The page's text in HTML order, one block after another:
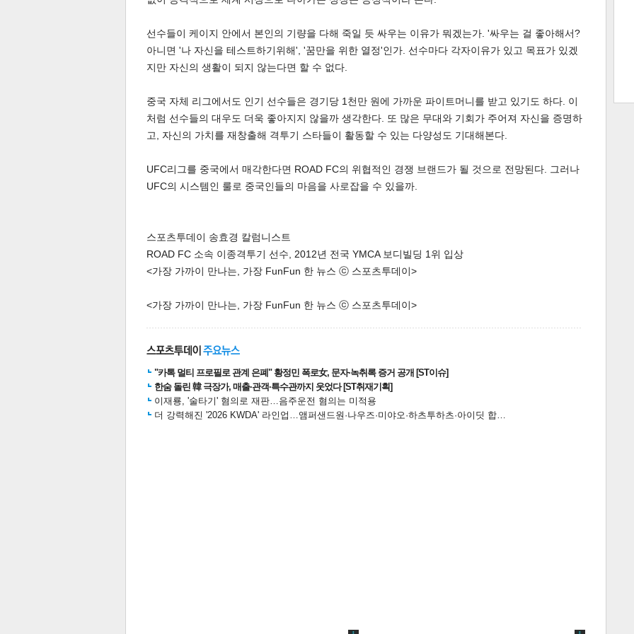
스북 터 공 공유 버블
달기 트 크 트 축 사 하기 보기
선수들이 케이지 안에서 본인의 기량을 다해 죽일 듯 싸우는 이유가 뭐겠는가. '싸우는 걸 좋아해서?
아니면 '나 자신을 테스트하기위해', '꿈만을 위한 열정'인가. 선수마다 각자이유가 있고 목표가 있겠
지만 자신의 생활이 되지 않는다면 할 수 없다.
중국 자체 리그에서도 인기 선수들은 경기당 1천만 원에 가까운 파이트머니를 받고 있기도 하다. 이
처럼 선수들의 대우도 더욱 좋아지지 않을까 생각한다. 또 많은 무대와 기회가 주어져 자신을 증명하
고, 자신의 가치를 재창출해 격투기 스타들이 활동할 수 있는 다양성도 기대해본다.
UFC리그를 중국에서 매각한다면 ROAD FC의 위협적인 경쟁 브랜드가 될 것으로 전망된다. 그러나
UFC의 시스템인 룰로 중국인들의 마음을 사로잡을 수 있을까.
스포츠투데이 송효경 칼럼니스트
ROAD FC 소속 이종격투기 선수, 2012년 전국 YMCA 보디빌딩 1위 입상
<가장 가까이 만나는, 가장 FunFun 한 뉴스 ⓒ 스포츠투데이>
<가장 가까이 만나는, 가장 FunFun 한 뉴스 ⓒ 스포츠투데이>
"카톡 멀티 프로필로 관계 은폐" 황정민 폭로女, 문자·녹취록 증거 공개 [ST이슈]
한숨 돌린 韓 극장가, 매출·관객·특수관까지 웃었다 [ST취재기획]
이재룡, '술타기' 혐의로 재판…음주운전 혐의는 미적용
더 강력해진 '2026 KWDA' 라인업…앰퍼샌드원·나우즈·미야오·하츠투하츠·아이딧 합…